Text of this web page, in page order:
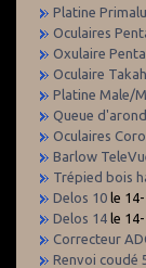
Platine
Oculaires
Oxulaire
Oculaire
Platine Male/
Queue
Oculaires
Barlow
Trépied bois
Delos 10 le
Delos 14 le
Correcteur
Renvoi coudé